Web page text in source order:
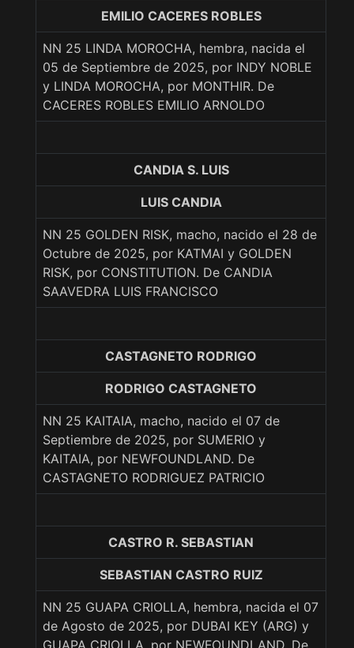
EMILIO CACERES ROBLES
NN 25 LINDA MOROCHA, hembra, nacida el
05 de Septiembre de 2025, por INDY NOBLE
y LINDA MOROCHA, por MONTHIR. De
CACERES ROBLES EMILIO ARNOLDO
CANDIA S. LUIS
LUIS CANDIA
NN 25 GOLDEN RISK, macho, nacido el 28 de
Octubre de 2025, por KATMAI y GOLDEN
RISK, por CONSTITUTION. De CANDIA
SAAVEDRA LUIS FRANCISCO
CASTAGNETO RODRIGO
RODRIGO CASTAGNETO
NN 25 KAITAIA, macho, nacido el 07 de
Septiembre de 2025, por SUMERIO y
KAITAIA, por NEWFOUNDLAND. De
CASTAGNETO RODRIGUEZ PATRICIO
CASTRO R. SEBASTIAN
SEBASTIAN CASTRO RUIZ
NN 25 GUAPA CRIOLLA, hembra, nacida el 07
de Agosto de 2025, por DUBAI KEY (ARG) y
GUAPA CRIOLLA, por NEWFOUNDLAND. De